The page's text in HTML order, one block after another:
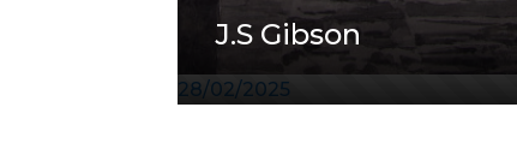
28/02/2025
J.S Gibson